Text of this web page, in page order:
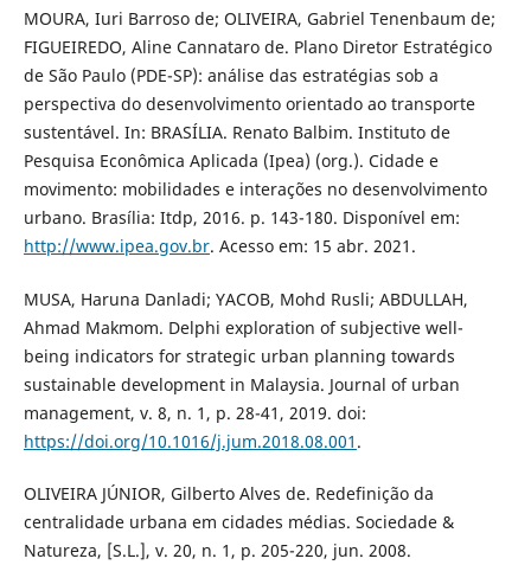
MOURA, Iuri Barroso de; OLIVEIRA, Gabriel Tenenbaum de;
FIGUEIREDO, Aline Cannataro de. Plano Diretor Estratégico
de São Paulo (PDE-SP): análise das estratégias sob a
perspectiva do desenvolvimento orientado ao transporte
sustentável. In: BRASÍLIA. Renato Balbim. Instituto de
Pesquisa Econômica Aplicada (Ipea) (org.). Cidade e
movimento: mobilidades e interações no desenvolvimento
urbano. Brasília: Itdp, 2016. p. 143-180. Disponível em:
http://www.ipea.gov.br. Acesso em: 15 abr. 2021.
MUSA, Haruna Danladi; YACOB, Mohd Rusli; ABDULLAH,
Ahmad Makmom. Delphi exploration of subjective well-
being indicators for strategic urban planning towards
sustainable development in Malaysia. Journal of urban
management, v. 8, n. 1, p. 28-41, 2019. doi:
https://doi.org/10.1016/j.jum.2018.08.001 .
OLIVEIRA JÚNIOR, Gilberto Alves de. Redefinição da
centralidade urbana em cidades médias. Sociedade &
Natureza, [S.L.], v. 20, n. 1, p. 205-220, jun. 2008.